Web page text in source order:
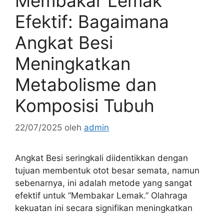
Efektif: Bagaimana
Angkat Besi
Meningkatkan
Metabolisme dan
Komposisi Tubuh
22/07/2025 oleh admin
Angkat Besi seringkali diidentikkan dengan
tujuan membentuk otot besar semata, namun
sebenarnya, ini adalah metode yang sangat
efektif untuk “Membakar Lemak.” Olahraga
kekuatan ini secara signifikan meningkatkan